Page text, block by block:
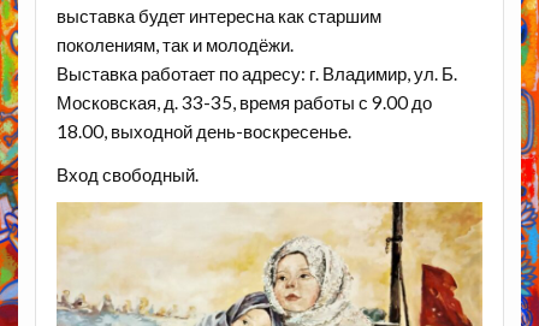
выставка будет интересна как старшим
поколениям, так и молодёжи.
Выставка работает по адресу: г. Владимир, ул. Б.
Московская, д. 33-35, время работы с 9.00 до
18.00, выходной день-воскресенье.
Вход свободный.